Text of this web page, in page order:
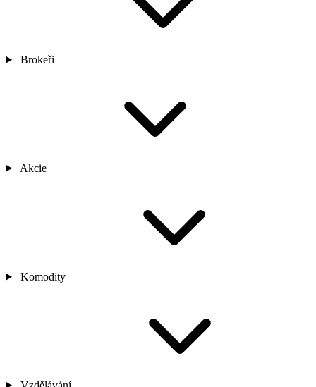
Brokeři
Akcie
Komodity